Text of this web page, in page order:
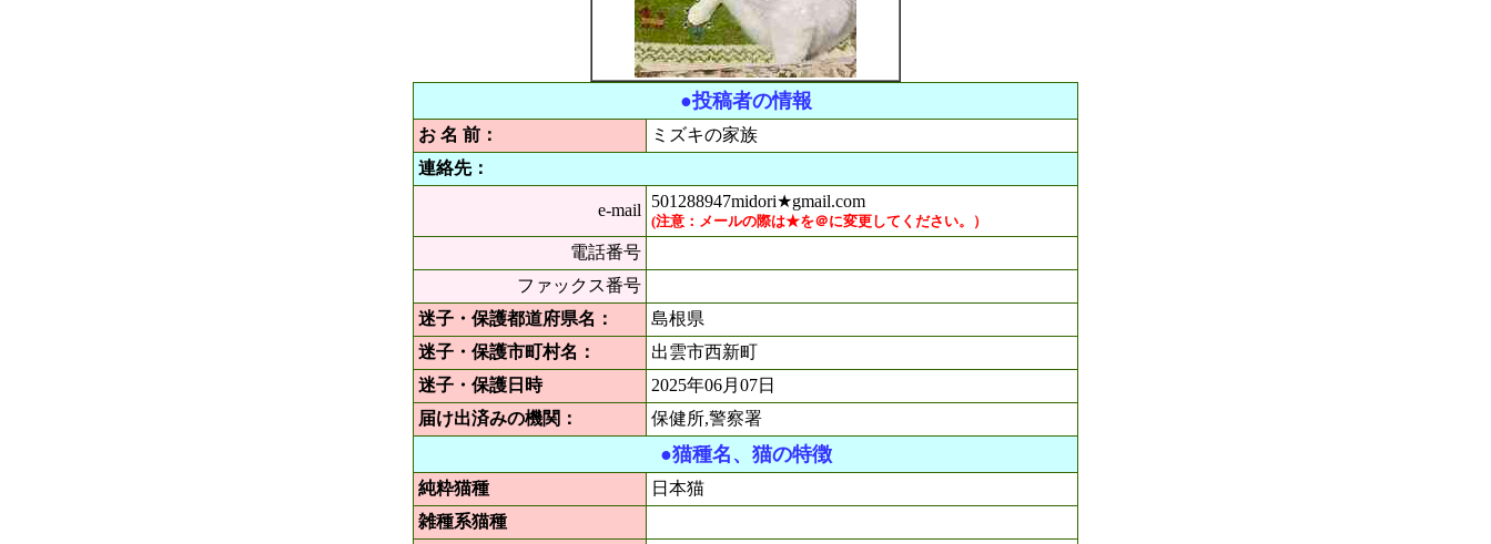
●投稿者の情報
お 名 前：
ミズキの家族
連絡先：
e-mail 501288947midori★gmail.com
(注意：メールの際は★を＠に変更してください。）
電話番号
ファックス番号
迷子・保護都道府県名：
島根県
迷子・保護市町村名：
出雲市西新町
迷子・保護日時
2025年06月07日
届け出済みの機関：
保健所,警察署
●猫種名、猫の特徴
純粋猫種
日本猫
雑種系猫種